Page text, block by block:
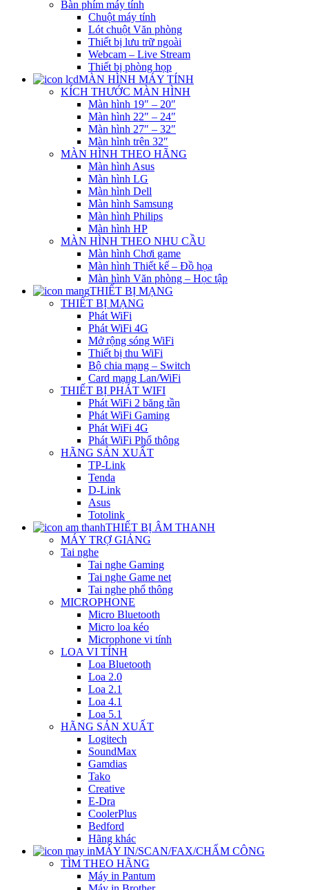
Bàn phím máy tính
Chuột máy tính
Lót chuột Văn phòng
Thiết bị lưu trữ ngoài
Webcam – Live Stream
Thiết bị phòng họp
MÀN HÌNH MÁY TÍNH
KÍCH THƯỚC MÀN HÌNH
Màn hình 19″ – 20″
Màn hình 22″ – 24″
Màn hình 27″ – 32″
Màn hình trên 32″
MÀN HÌNH THEO HÃNG
Màn hình Asus
Màn hình LG
Màn hình Dell
Màn hình Samsung
Màn hình Philips
Màn hình HP
MÀN HÌNH THEO NHU CẦU
Màn hình Chơi game
Màn hình Thiết kế – Đồ họa
Màn hình Văn phòng – Học tập
THIẾT BỊ MẠNG
THIẾT BỊ MẠNG
Phát WiFi
Phát WiFi 4G
Mở rộng sóng WiFi
Thiết bị thu WiFi
Bộ chia mạng – Switch
Card mạng Lan/WiFi
THIẾT BỊ PHÁT WIFI
Phát WiFi 2 băng tần
Phát WiFi Gaming
Phát WiFi 4G
Phát WiFi Phổ thông
HÃNG SẢN XUẤT
TP-Link
Tenda
D-Link
Asus
Totolink
THIẾT BỊ ÂM THANH
MÁY TRỢ GIẢNG
Tai nghe
Tai nghe Gaming
Tai nghe Game net
Tai nghe phổ thông
MICROPHONE
Micro Bluetooth
Micro loa kéo
Microphone vi tính
LOA VI TÍNH
Loa Bluetooth
Loa 2.0
Loa 2.1
Loa 4.1
Loa 5.1
HÃNG SẢN XUẤT
Logitech
SoundMax
Gamdias
Tako
Creative
E-Dra
CoolerPlus
Bedford
Hãng khác
MÁY IN/SCAN/FAX/CHẤM CÔNG
TÌM THEO HÃNG
Máy in Pantum